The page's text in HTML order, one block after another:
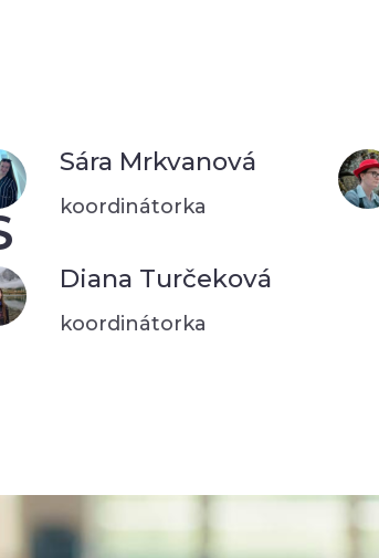
Sára Mrkvanová
koordinátorka
Diana Turčeková
koordinátorka